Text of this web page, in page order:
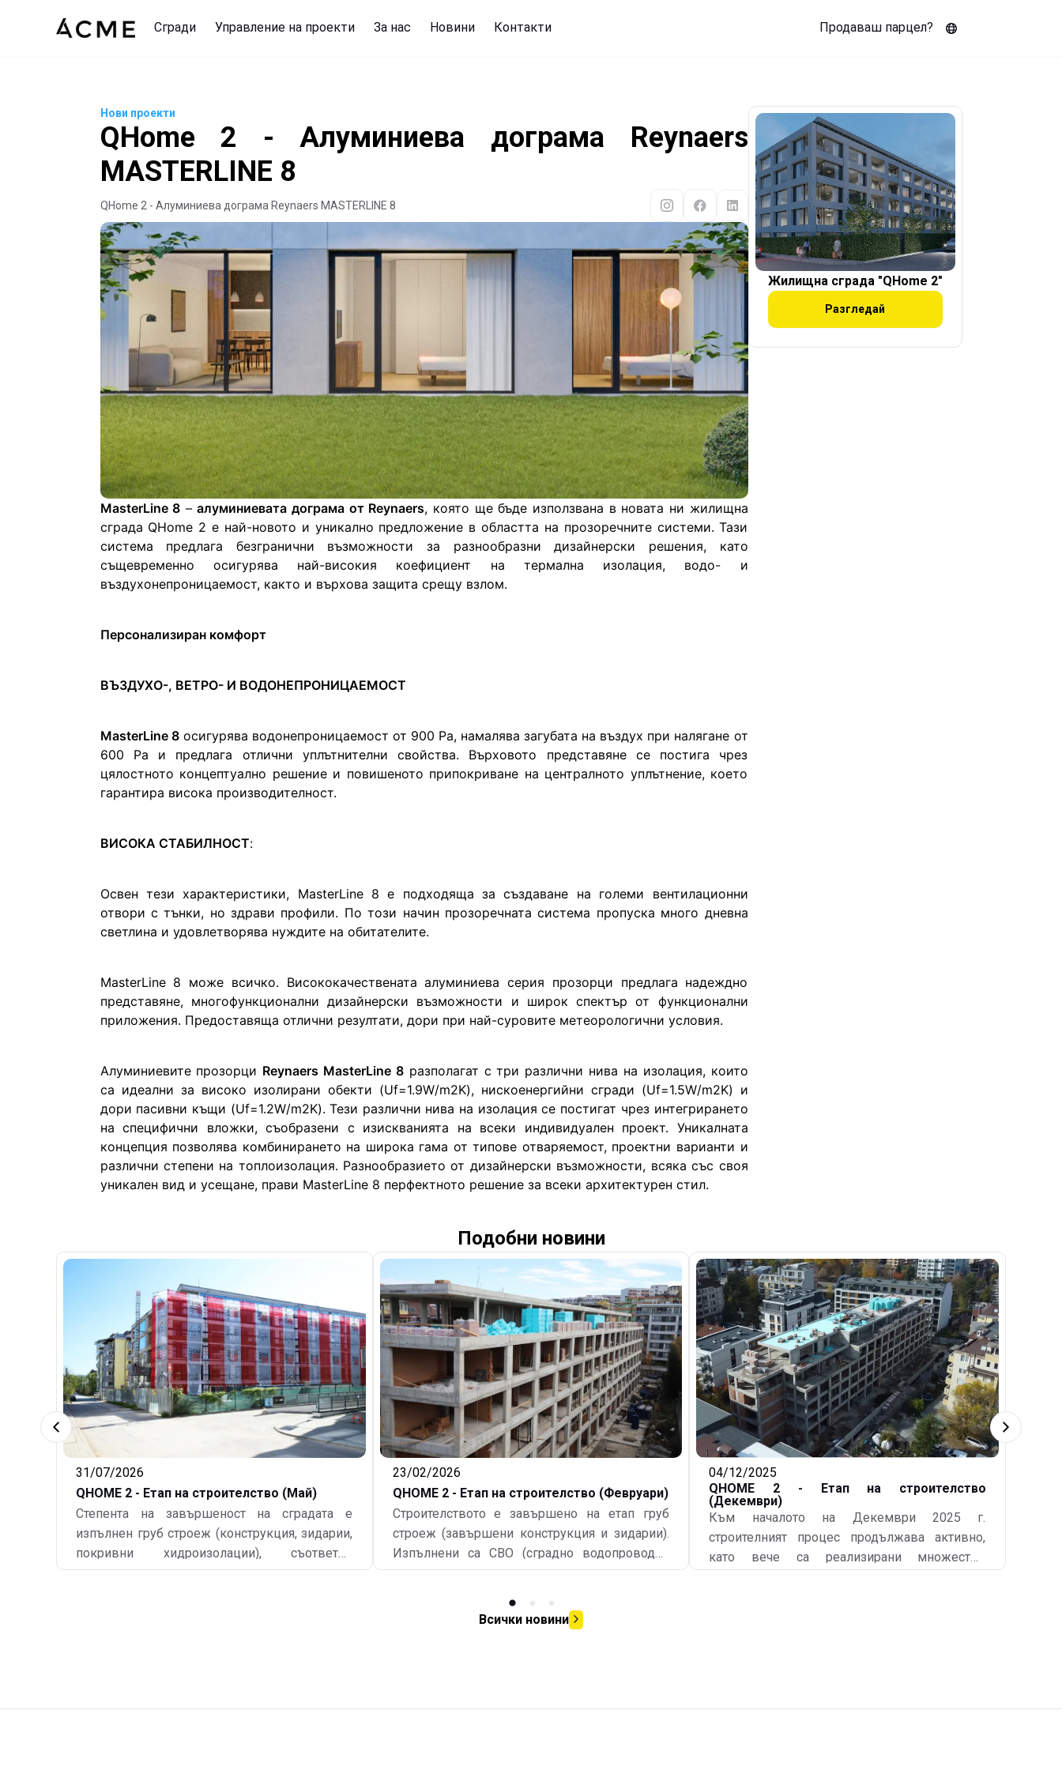
Сгради Управление на проекти За нас Новини Контакти Продаваш парцел?
Нови проекти
QHome 2 - Алуминиева дограма Reynaers
MASTERLINE 8
QHome 2 - Алуминиева дограма Reynaers MASTERLINE 8
MasterLine 8 – алуминиевата дограма от Reynaers, която ще бъде използвана в новата ни жилищна
сграда QHome 2 e най-новото и уникално предложение в областта на прозоречните системи. Тази
система предлага безгранични възможности за разнообразни дизайнерски решения, като
същевременно осигурява най-високия коефициент на термална изолация, водо- и
въздухонепроницаемост, както и върхова защита срещу взлом.
Персонализиран комфорт
ВЪЗДУХО-, ВЕТРО- И ВОДОНЕПРОНИЦАЕМОСТ
MasterLine 8 осигурява водонепроницаемост от 900 Pa, намалява загубата на въздух при налягане от
600 Pa и предлага отлични уплътнителни свойства. Върховото представяне се постига чрез
цялостното концептуално решение и повишеното припокриване на централното уплътнение, което
гарантира висока производителност.
ВИСОКА СТАБИЛНОСТ:
Освен тези характеристики, MasterLine 8 е подходяща за създаване на големи вентилационни
отвори с тънки, но здрави профили. По този начин прозоречната система пропуска много дневна
светлина и удовлетворява нуждите на обитателите.
MasterLine 8 може всичко. Висококачествената алуминиева серия прозорци предлага надеждно
представяне, многофункционални дизайнерски възможности и широк спектър от функционални
приложения. Предоставяща отлични резултати, дори при най-суровите метеорологични условия.
Алуминиевите прозорци Reynaers MasterLine 8 разполагат с три различни нива на изолация, които
са идеални за високо изолирани обекти (Uf=1.9W/m2K), нискоенергийни сгради (Uf=1.5W/m2K) и
дори пасивни къщи (Uf=1.2W/m2K). Тези различни нива на изолация се постигат чрез интегрирането
на специфични вложки, съобразени с изискванията на всеки индивидуален проект. Уникалната
концепция позволява комбинирането на широка гама от типове отваряемост, проектни варианти и
различни степени на топлоизолация. Разнообразието от дизайнерски възможности, всяка със своя
уникален вид и усещане, прави MasterLine 8 перфектното решение за всеки архитектурен стил.
Жилищна сграда "QHome 2"
Разгледай
Подобни новини
Всички новини
31/07/2026
QHOME 2 - Етап на строителство (Май)
Степента на завършеност на сградата е
изпълнен груб строеж (конструкция, зидарии,
покривни хидроизолации), съответно
подписани Акт обр. 14 и Удостоверение по
ВиК инсталации. Монтирани са главните
23/02/2026
QHOME 2 - Етап на строителство (Февруари)
Строителството е завършено на етап груб
строеж (завършени конструкция и зидарии).
Изпълнени са СВО (сградно водопроводно
отклонение) и СКО (сградно канализационно
на покрив и открити тераси на подпокривен
стени и тавани от втори до четвърти етажи за
04/12/2025
QHOME 2 - Етап на строителство
(Декември)
Към началото на Декември 2025 г.
строителният процес продължава активно,
като вече са реализирани множество